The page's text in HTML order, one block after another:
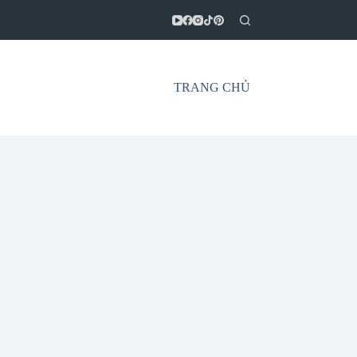
TRANG CHỦ